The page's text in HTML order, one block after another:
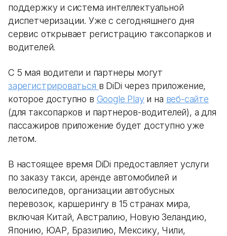
поддержку и система интеллектуальной
диспетчеризации. Уже с сегодняшнего дня
сервис открывает регистрацию таксопарков и
водителей.
С 5 мая водители и партнеры могут
зарегистрироваться в DiDi через приложение,
которое доступно в Google Play и на веб-сайте
(для таксопарков и партнеров-водителей), а для
пассажиров приложение будет доступно уже
летом.
В настоящее время DiDi предоставляет услуги
по заказу такси, аренде автомобилей и
велосипедов, организации автобусных
перевозок, каршерингу в 15 странах мира,
включая Китай, Австралию, Новую Зеландию,
Японию, ЮАР, Бразилию, Мексику, Чили,